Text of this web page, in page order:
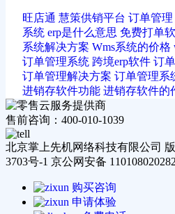
旺店通 慧策供销平台 订单管理
系统 erp是什么意思 免费打单
系统解决方案 Wms系统的价格
订单管理系统 跨境erp软件 订
订单管理解决方案 订单管理系
进销存软件功能 进销存软件的
售前咨询：400-010-1039
北京掌上先机网络科技有限公司
3703号-1 京公网安备
购买咨询
申请体验